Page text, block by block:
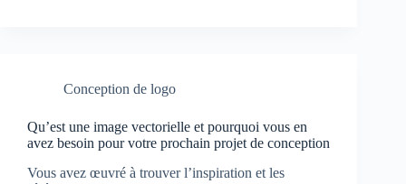
Conception de logo
Qu’est une image vectorielle et pourquoi vous en
avez besoin pour votre prochain projet de conception
Vous avez œuvré à trouver l’inspiration et les